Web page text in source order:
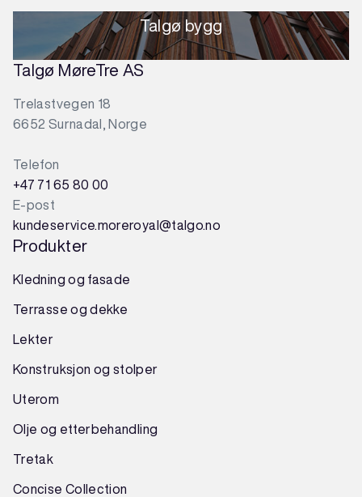
Talgø bygg
Talgø MøreTre AS
Trelastvegen 18
6652 Surnadal, Norge
Telefon
+47 71 65 80 00
E-post
kundeservice.moreroyal@talgo.no
Produkter
Kledning og fasade
Terrasse og dekke
Lekter
Konstruksjon og stolper
Uterom
Olje og etterbehandling
Tretak
Concise Collection